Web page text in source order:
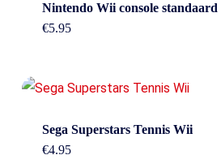
Nintendo Wii console standaard
€5.95
Sega Superstars Tennis Wii
€4.95